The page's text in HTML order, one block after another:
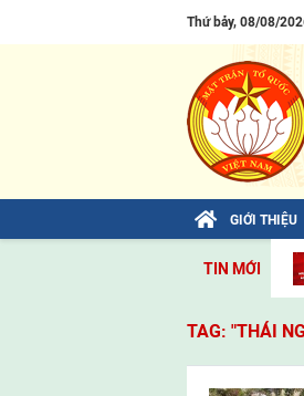
Thứ bảy, 08/08/
GIỚI THIỆU
TIN MỚI
Bài viết của Tổng Bí thư Tô Lâm: TIẾN
TAG: "THÁI